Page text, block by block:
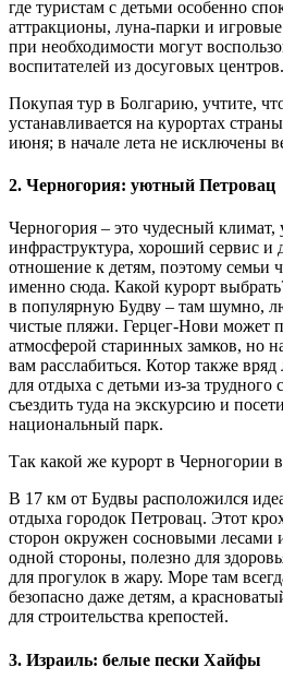
где туристам с детьми особенно
аттракционы, луна-парки и
при необходимости могут
воспитателей из досуговых центров.
Покупая тур в Болгарию, учтите,
устанавливается на курортах
июня; в начале лета не исключены
2. Черногория: уютный Петровац
Черногория – это чудесный климат,
инфраструктура, хороший сервис и
отношение к детям, поэтому семьи
именно сюда. Какой курорт
в популярную Будву – там шумно,
чистые пляжи. Герцег-Нови может
атмосферой старинных замков, но
вам расслабиться. Котор также
для отдыха с детьми из-за трудного
съездить туда на экскурсию и
национальный парк.
Так какой же курорт в Черногории
В 17 км от Будвы расположился
отдыха городок Петровац. Этот
сторон окружен сосновыми
одной стороны, полезно для
для прогулок в жару. Море там
безопасно даже детям, а
для строительства крепостей.
3. Израиль: белые пески Хайфы